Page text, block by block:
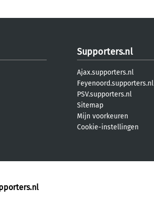
Supporters.nl
Ajax.supporters.nl
Feyenoord.supporters.nl
PSV.supporters.nl
Sitemap
Mijn voorkeuren
Cookie-instellingen